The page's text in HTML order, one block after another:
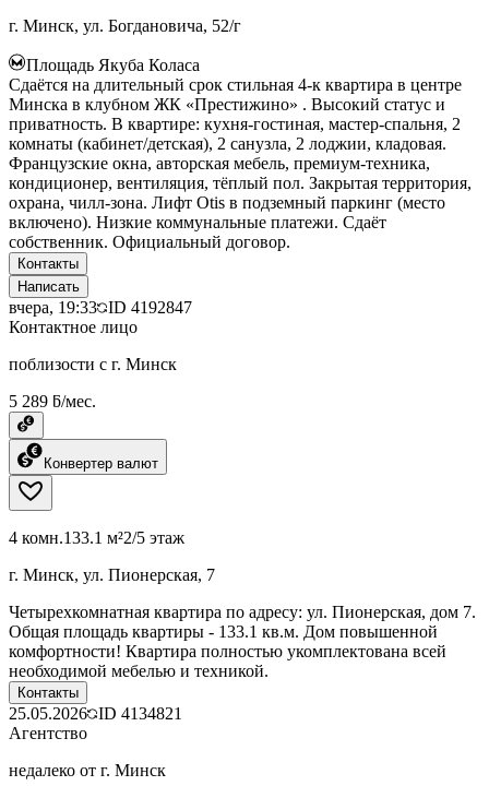
г. Минск, ул. Богдановича, 52/г
Площадь Якуба Коласа
Сдаётся на длительный срок стильная 4-к квартира в центре
Минска в клубном ЖК «Престижино» . Высокий статус и
приватность. В квартире: кухня-гостиная, мастер-спальня, 2
комнаты (кабинет/детская), 2 санузла, 2 лоджии, кладовая.
Французские окна, авторская мебель, премиум-техника,
кондиционер, вентиляция, тёплый пол. Закрытая территория,
охрана, чилл-зона. Лифт Otis в подземный паркинг (место
включено). Низкие коммунальные платежи. Сдаёт
собственник. Официальный договор.
Контакты
Написать
вчера, 19:33 ID 4192847
Контактное лицо
поблизости с г. Минск
5 289 ƃ/мес.
Конвертер валют
4 комн.133.1 м²2/5 этаж
г. Минск, ул. Пионерская, 7
Четырехкомнатная квартира по адресу: ул. Пионерская, дом 7.
Общая площадь квартиры - 133.1 кв.м. Дом повышенной
комфортности! Квартира полностью укомплектована всей
необходимой мебелью и техникой.
Контакты
25.05.2026 ID 4134821
Агентство
недалеко от г. Минск